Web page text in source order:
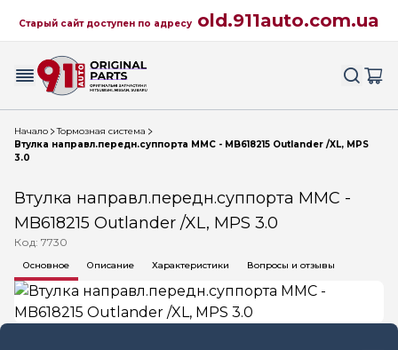
Старый сайт доступен по адресу old.911auto.com.ua
Начало
Тормозная система
Втулка направл.передн.суппорта MMC - MB618215 Outlander /XL, MPS
3.0
Втулка направл.передн.суппорта MMC -
MB618215 Outlander /XL, MPS 3.0
Код: 7730
Основное Описание Характеристики Вопросы и отзывы